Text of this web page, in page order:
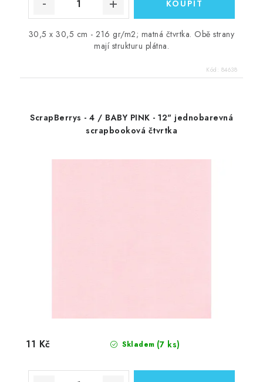
30,5 x 30,5 cm - 216 gr/m2; matná čtvrtka. Obě strany
mají strukturu plátna.
Kód: 84638
ScrapBerrys - 4 / BABY PINK - 12" jednobarevná
scrapbooková čtvrtka
Skladem (7 ks)
11 Kč